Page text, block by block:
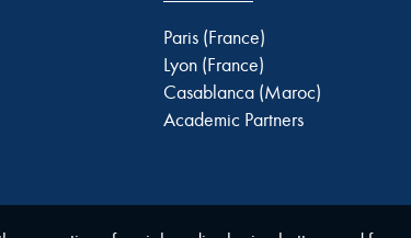
Paris (France)
Lyon (France)
Casablanca (Maroc)
Academic Partners